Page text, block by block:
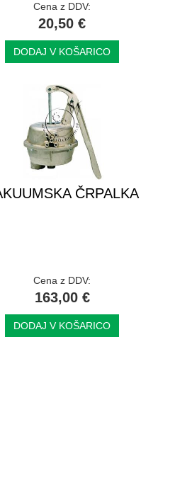
Cena z DDV:
20,50 €
DODAJ V KOŠARICO
ČRPALKA
Cena z DDV:
163,00 €
DODAJ V KOŠARICO